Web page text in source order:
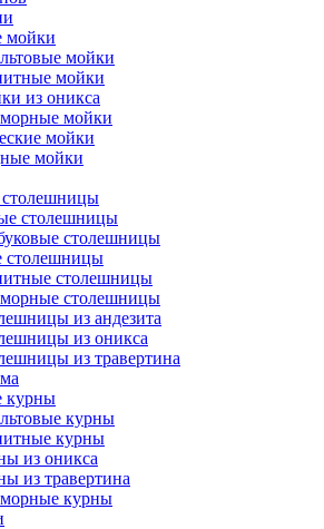
мойки
мойки
мойки
из оникса
мойки
мойки
мойки
столешницы
столешницы
столешницы
столешницы
столешницы
из андезита
из оникса
из травертина
курны
курны
курны
из оникса
из травертина
курны